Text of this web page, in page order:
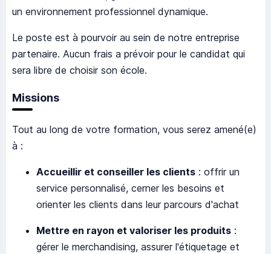
un environnement professionnel dynamique.
Le poste est à pourvoir au sein de notre entreprise
partenaire. Aucun frais a prévoir pour le candidat qui
sera libre de choisir son école.
Missions
Tout au long de votre formation, vous serez amené(e)
à :
Accueillir et conseiller les clients : offrir un
service personnalisé, cerner les besoins et
orienter les clients dans leur parcours d'achat
Mettre en rayon et valoriser les produits :
gérer le merchandising, assurer l'étiquetage et